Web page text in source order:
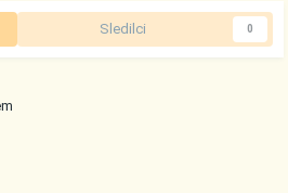
Sledilci 0